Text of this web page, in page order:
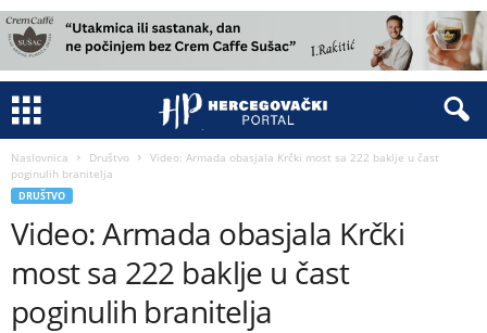
Naslovnica Društvo
Video: Armada obasjala Krčki most sa 222 baklje u čast
poginulih branitelja
DRUŠTVO
Video: Armada obasjala Krčki
most sa 222 baklje u čast
poginulih branitelja